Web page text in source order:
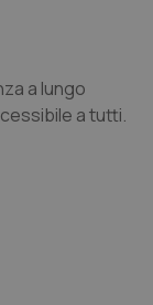
a lungo
a tutti.